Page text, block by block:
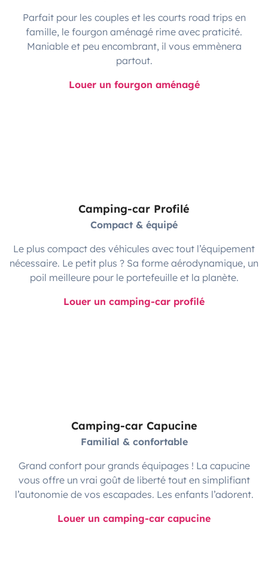
Parfait pour les couples et les courts road trips en
famille, le fourgon aménagé rime avec praticité.
Maniable et peu encombrant, il vous emmènera
partout.
Louer un fourgon aménagé
Camping-car Profilé
Compact & équipé
Le plus compact des véhicules avec tout l’équipement
nécessaire. Le petit plus ? Sa forme aérodynamique, un
poil meilleure pour le portefeuille et la planète.
Louer un camping-car profilé
Camping-car Capucine
Familial & confortable
Grand confort pour grands équipages ! La capucine
vous offre un vrai goût de liberté tout en simplifiant
l’autonomie de vos escapades. Les enfants l’adorent.
Louer un camping-car capucine